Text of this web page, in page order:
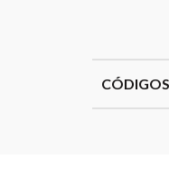
CÓDIGOS